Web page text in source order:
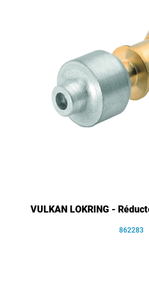
VULKAN LOKRING -
862283